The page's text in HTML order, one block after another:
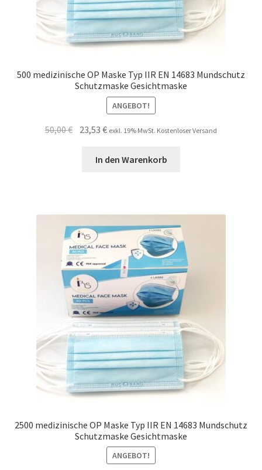
500 medizinische OP Maske Typ IIR EN 14683 Mundschutz
Schutzmaske Gesichtmaske
ANGEBOT!
50,00€ Ursprünglicher
23,53€Aktueller
ist:
exkl. 19% MwSt. Kostenloser Versand
In den Warenkorb
2500 medizinische OP Maske Typ IIR EN 14683 Mundschutz
Schutzmaske Gesichtmaske
ANGEBOT!